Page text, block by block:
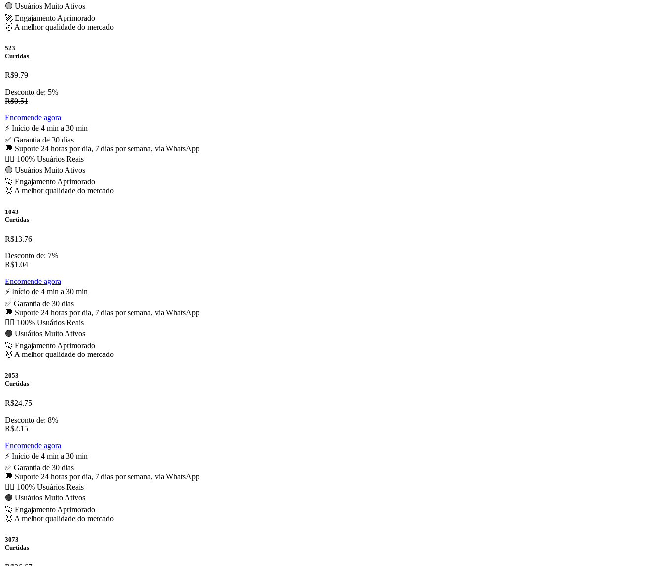
🟢 Usuários Muito Ativos
🚀 Engajamento Aprimorado
🥇 A melhor qualidade do mercado
523
Curtidas
R$9.79
Desconto de: 5%
R$0.51
Encomende agora
⚡️ Início de 4 min a 30 min
✅ Garantia de 30 dias
💬 Suporte 24 horas por dia, 7 dias por semana, via WhatsApp
🙋‍♂️ 100% Usuários Reais
🟢 Usuários Muito Ativos
🚀 Engajamento Aprimorado
🥇 A melhor qualidade do mercado
1043
Curtidas
R$13.76
Desconto de: 7%
R$1.04
Encomende agora
⚡️ Início de 4 min a 30 min
✅ Garantia de 30 dias
💬 Suporte 24 horas por dia, 7 dias por semana, via WhatsApp
🙋‍♂️ 100% Usuários Reais
🟢 Usuários Muito Ativos
🚀 Engajamento Aprimorado
🥇 A melhor qualidade do mercado
2053
Curtidas
R$24.75
Desconto de: 8%
R$2.15
Encomende agora
⚡️ Início de 4 min a 30 min
✅ Garantia de 30 dias
💬 Suporte 24 horas por dia, 7 dias por semana, via WhatsApp
🙋‍♂️ 100% Usuários Reais
🟢 Usuários Muito Ativos
🚀 Engajamento Aprimorado
🥇 A melhor qualidade do mercado
3073
Curtidas